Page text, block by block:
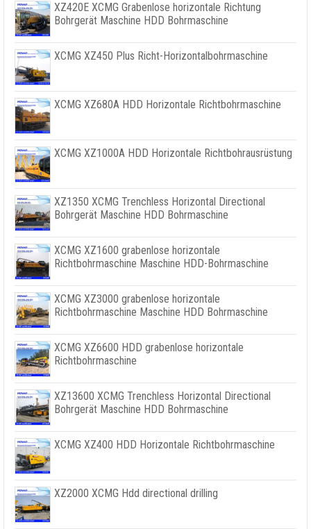
XZ420E XCMG Grabenlose horizontale Richtung
Bohrgerät Maschine HDD Bohrmaschine
XCMG XZ450 Plus Richt-Horizontalbohrmaschine
XCMG XZ680A HDD Horizontale Richtbohrmaschine
XCMG XZ1000A HDD Horizontale Richtbohrausrüstung
XZ1350 XCMG Trenchless Horizontal Directional
Bohrgerät Maschine HDD Bohrmaschine
XCMG XZ1600 grabenlose horizontale
Richtbohrmaschine Maschine HDD-Bohrmaschine
XCMG XZ3000 grabenlose horizontale
Richtbohrmaschine Maschine HDD Bohrmaschine
XCMG XZ6600 HDD grabenlose horizontale
Richtbohrmaschine
XZ13600 XCMG Trenchless Horizontal Directional
Bohrgerät Maschine HDD Bohrmaschine
XCMG XZ400 HDD Horizontale Richtbohrmaschine
XZ2000 XCMG Hdd directional drilling